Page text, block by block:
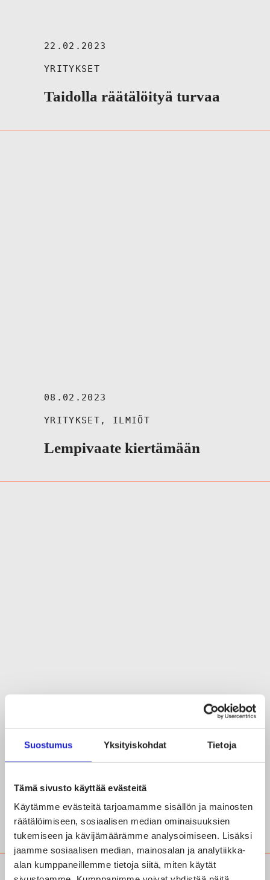
Suostumus Yksityiskohdat Tietoja
Tämä sivusto käyttää evästeitä
Käytämme evästeitä tarjoamamme sisällön ja mainosten
räätälöimiseen, sosiaalisen median ominaisuuksien
tukemiseen ja kävijämäärämme analysoimiseen. Lisäksi
jaamme sosiaalisen median, mainosalan ja analytiikka-
alan kumppaneillemme tietoja siitä, miten käytät
22.02.2023
YRITYKSET
Taidolla räätälöityä turvaa
08.02.2023
YRITYKSET , ILMIÖT
Lempivaate kiertämään
FABLEHTI.FI 10/21
Tätä on design teollisessa
tuotannossa